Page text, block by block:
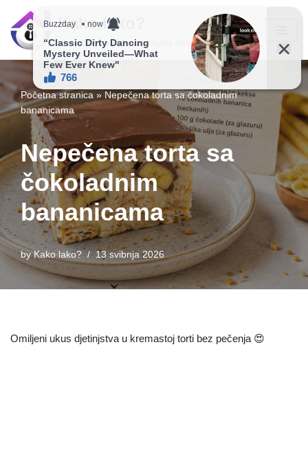
Skip
content
Kako lako?
Vaš vodič ka jednostavnijem životu!
Početna stranica » Nepečena torta sa čokoladnim
bananicama
Nepečena torta sa
čokoladnim
bananicama
byKako lako? 13 svibnja 2026
Omiljeni ukus djetinjstva u kremastoj torti bez pečenja 😍